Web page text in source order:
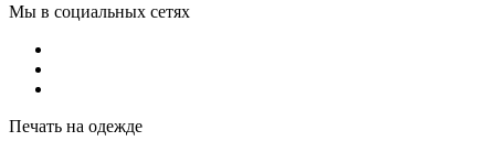
Мы в социальных сетях
Печать на одежде